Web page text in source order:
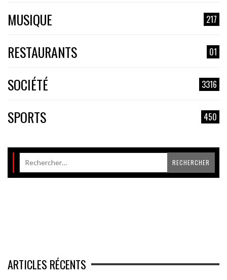
MUSIQUE 217
RESTAURANTS 01
SOCIÉTÉ 3316
SPORTS 450
ARTICLES RÉCENTS